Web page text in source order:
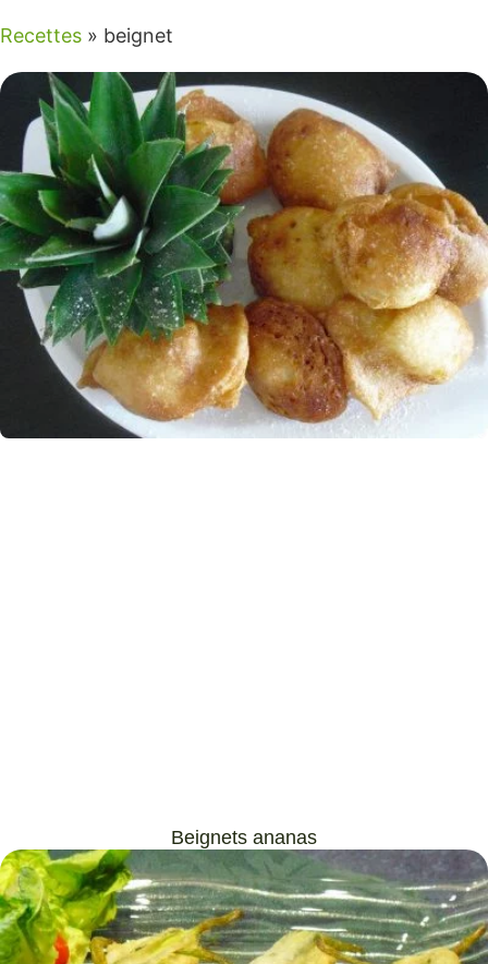
Recettes » beignet
Beignets ananas